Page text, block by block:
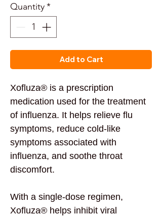
Quantity*
Add to Cart
Xofluza® is a prescription
medication used for the treatment
of influenza. It helps relieve flu
symptoms, reduce cold-like
symptoms associated with
influenza, and soothe throat
discomfort.
With a single-dose regimen,
Xofluza® helps inhibit viral